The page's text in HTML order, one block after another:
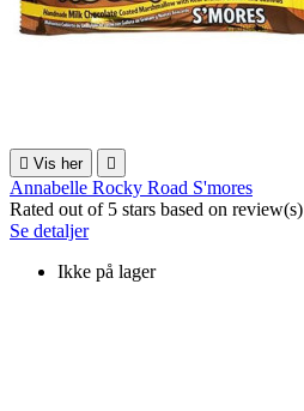
 Vis her 
Annabelle Rocky Road S'mores
Rated out of 5 stars based on review(s)
Se detaljer
Ikke på lager